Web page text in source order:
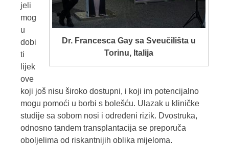
Dr. Francesca Gay sa Sveučilišta u
Torinu, Italija
jeli
mog
u
dobi
ti
lijek
ove
koji još nisu široko dostupni, i koji im potencijalno
mogu pomoći u borbi s bolešću. Ulazak u kliničke
studije sa sobom nosi i određeni rizik. Dvostruka,
odnosno tandem transplantacija se preporuča
oboljelima od riskantnijih oblika mijeloma.